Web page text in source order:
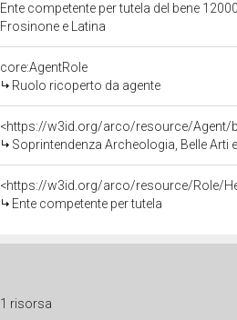
Ente competente per tutela del bene
Frosinone e Latina
core:AgentRole
Ruolo ricoperto da agente
<https://w3id.org/arco/resource/Agent/
Soprintendenza Archeologia, Belle Arti
<https://w3id.org/arco/resource/Role/
Ente competente per tutela
1 risorsa